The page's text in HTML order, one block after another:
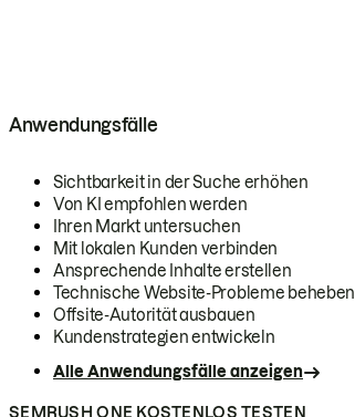
Anwendungsfälle
Sichtbarkeit in der Suche erhöhen
Von KI empfohlen werden
Ihren Markt untersuchen
Mit lokalen Kunden verbinden
Ansprechende Inhalte erstellen
Technische Website-Probleme beheben
Offsite-Autorität ausbauen
Kundenstrategien entwickeln
Alle Anwendungsfälle anzeigen
SEMRUSH ONE KOSTENLOS TESTEN